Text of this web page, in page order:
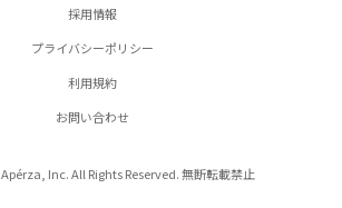
採用情報
プライバシーポリシー
利用規約
お問い合わせ
Inc. All Rights Reserved. 無断転載禁止